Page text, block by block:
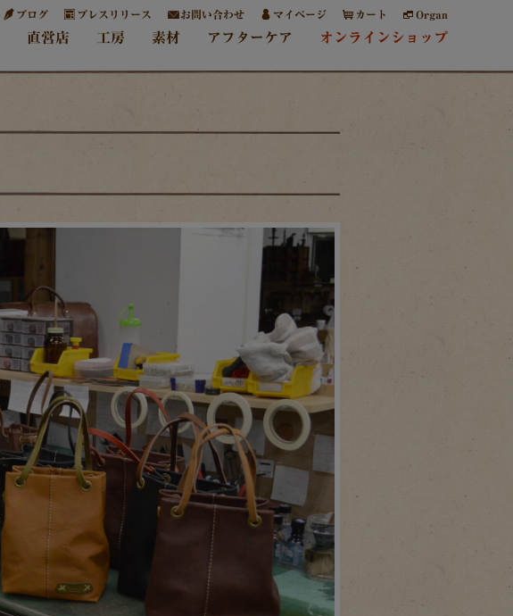
ブログ プレスリリース お問い合わせ マイページ カート Organ
直営店 工房 素材 アフターケア オンラインショップ